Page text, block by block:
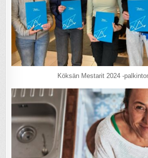
Köksän Mestarit 2024 -